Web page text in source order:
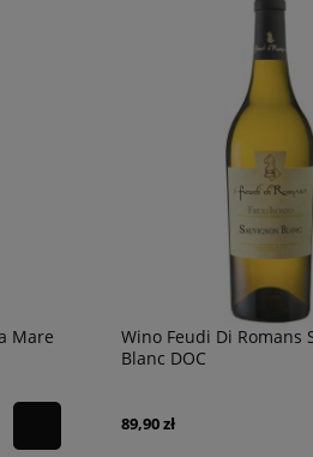
Mare
Wino Feudi Di Romans
Blanc DOC
89,90 zł